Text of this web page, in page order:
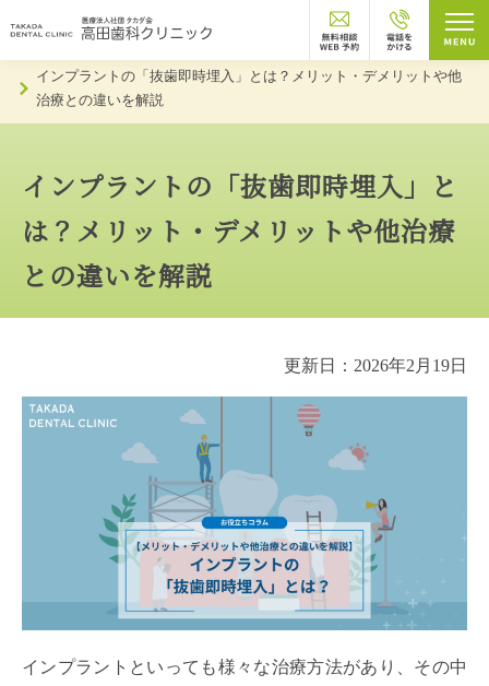
インプラントの「抜歯即時埋入」とは？メリット・デメリットや他
治療との違いを解説
インプラントの「抜歯即時埋入」と
は？メリット・デメリットや他治療
との違いを解説
更新日：2026年2月19日
インプラントといっても様々な治療方法があり、その中